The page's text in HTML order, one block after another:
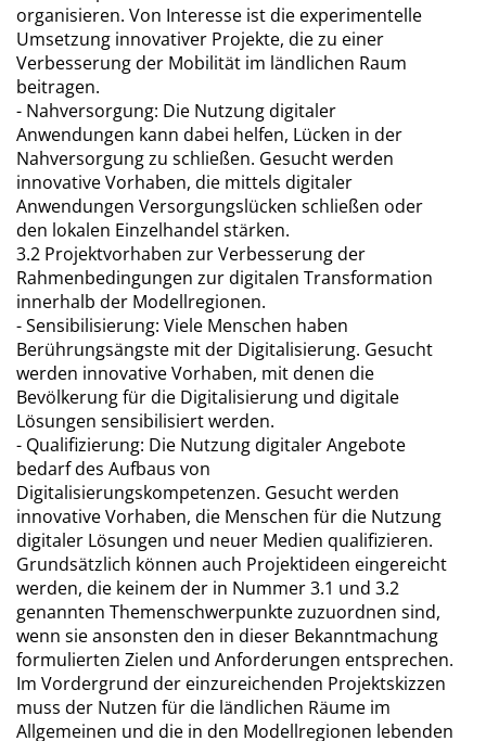
organisieren. Von Interesse ist die experimentelle
Umsetzung innovativer Projekte, die zu einer
Verbesserung der Mobilität im ländlichen Raum
beitragen.
- Nahversorgung: Die Nutzung digitaler
Anwendungen kann dabei helfen, Lücken in der
Nahversorgung zu schließen. Gesucht werden
innovative Vorhaben, die mittels digitaler
Anwendungen Versorgungslücken schließen oder
den lokalen Einzelhandel stärken.
3.2 Projektvorhaben zur Verbesserung der
Rahmenbedingungen zur digitalen Transformation
innerhalb der Modellregionen.
- Sensibilisierung: Viele Menschen haben
Berührungsängste mit der Digitalisierung. Gesucht
werden innovative Vorhaben, mit denen die
Bevölkerung für die Digitalisierung und digitale
Lösungen sensibilisiert werden.
- Qualifizierung: Die Nutzung digitaler Angebote
bedarf des Aufbaus von
Digitalisierungskompetenzen. Gesucht werden
innovative Vorhaben, die Menschen für die Nutzung
digitaler Lösungen und neuer Medien qualifizieren.
Grundsätzlich können auch Projektideen eingereicht
werden, die keinem der in Nummer 3.1 und 3.2
genannten Themenschwerpunkte zuzuordnen sind,
wenn sie ansonsten den in dieser Bekanntmachung
formulierten Zielen und Anforderungen entsprechen.
Im Vordergrund der einzureichenden Projektskizzen
muss der Nutzen für die ländlichen Räume im
Allgemeinen und die in den Modellregionen lebenden